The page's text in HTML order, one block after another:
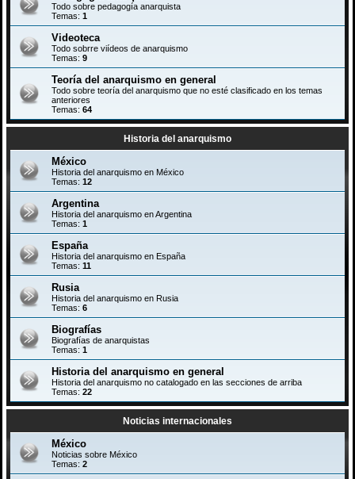
Todo sobre pedagogía anarquista
Temas: 1
Videoteca
Todo sobrre viídeos de anarquismo
Temas: 9
Teoría del anarquismo en general
Todo sobre teoría del anarquismo que no esté clasificado en los temas
anteriores
Temas: 64
Historia del anarquismo
México
Historia del anarquismo en México
Temas: 12
Argentina
Historia del anarquismo en Argentina
Temas: 1
España
Historia del anarquismo en España
Temas: 11
Rusia
Historia del anarquismo en Rusia
Temas: 6
Biografías
Biografías de anarquistas
Temas: 1
Historia del anarquismo en general
Historia del anarquismo no catalogado en las secciones de arriba
Temas: 22
Noticias internacionales
México
Noticias sobre México
Temas: 2